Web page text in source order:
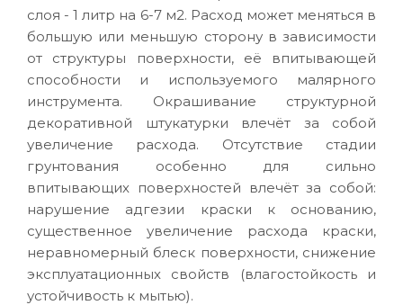
слоя - 1 литр на 6-7 м2. Расход может меняться в
большую или меньшую сторону в зависимости
от структуры поверхности, её впитывающей
способности и используемого малярного
инструмента. Окрашивание структурной
декоративной штукатурки влечёт за собой
увеличение расхода. Отсутствие стадии
грунтования особенно для сильно
впитывающих поверхностей влечёт за собой:
нарушение адгезии краски к основанию,
существенное увеличение расхода краски,
неравномерный блеск поверхности, снижение
эксплуатационных свойств (влагостойкость и
устойчивость к мытью).